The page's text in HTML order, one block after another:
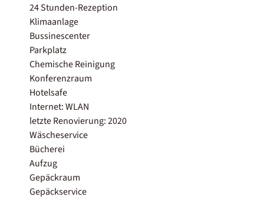
24 Stunden-Rezeption
Klimaanlage
Bussinescenter
Parkplatz
Chemische Reinigung
Konferenzraum
Hotelsafe
Internet: WLAN
letzte Renovierung: 2020
Wäscheservice
Bücherei
Aufzug
Gepäckraum
Gepäckservice